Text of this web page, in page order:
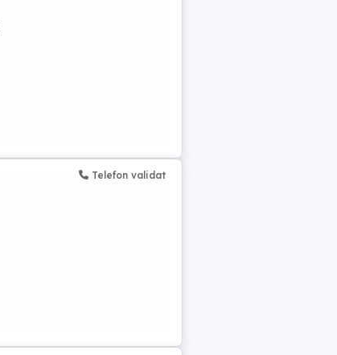
Telefon validat